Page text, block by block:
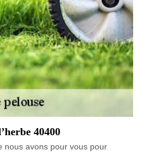
40400
nous avons pour vous pour